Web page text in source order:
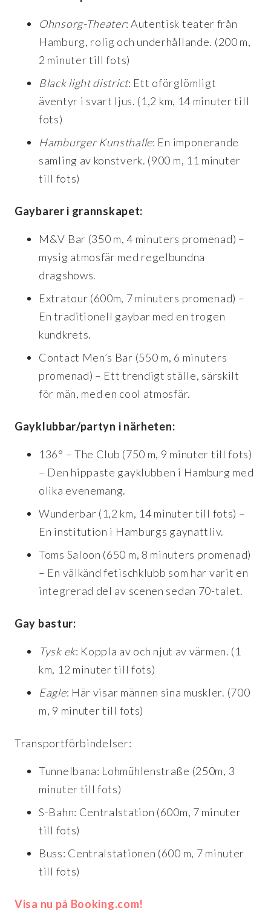
Ohnsorg-Theater: Autentisk teater från
Hamburg, rolig och underhållande. (200 m,
2 minuter till fots)
Black light district: Ett oförglömligt
äventyr i svart ljus. (1,2 km, 14 minuter till
fots)
Hamburger Kunsthalle: En imponerande
samling av konstverk. (900 m, 11 minuter
till fots)
Gaybarer i grannskapet:
M&V Bar (350 m, 4 minuters promenad) –
mysig atmosfär med regelbundna
dragshows.
Extratour (600m, 7 minuters promenad) –
En traditionell gaybar med en trogen
kundkrets.
Contact Men’s Bar (550 m, 6 minuters
promenad) – Ett trendigt ställe, särskilt
för män, med en cool atmosfär.
Gayklubbar/partyn i närheten:
136° – The Club (750 m, 9 minuter till fots)
– Den hippaste gayklubben i Hamburg med
olika evenemang.
Wunderbar (1,2 km, 14 minuter till fots) –
En institution i Hamburgs gaynattliv.
Toms Saloon (650 m, 8 minuters promenad)
– En välkänd fetischklubb som har varit en
integrerad del av scenen sedan 70-talet.
Gay bastur:
Tysk ek: Koppla av och njut av värmen. (1
km, 12 minuter till fots)
Eagle: Här visar männen sina muskler. (700
m, 9 minuter till fots)
Transportförbindelser:
Tunnelbana: Lohmühlenstraße (250m, 3
minuter till fots)
S-Bahn: Centralstation (600m, 7 minuter
till fots)
Buss: Centralstationen (600 m, 7 minuter
till fots)
Visa nu på Booking.com!